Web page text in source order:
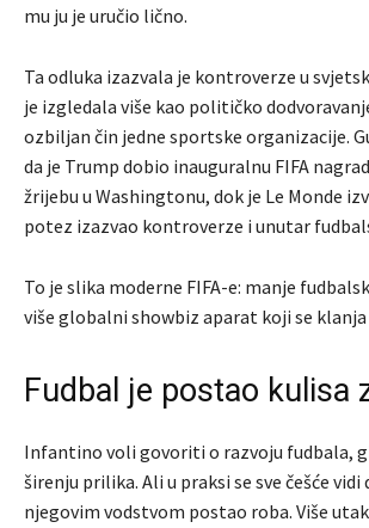
mu ju je uručio lično.
Ta odluka izazvala je kontroverze u
je izgledala više kao političko
ozbiljan čin jedne sportske organizacije.
da je Trump dobio inauguralnu FIFA
žrijebu u Washingtonu, dok je Le Monde
potez izazvao kontroverze i unutar
To je slika moderne FIFA-e: manje
više globalni showbiz aparat koji se klanja
Fudbal je postao kulisa
Infantino voli govoriti o razvoju fudbala,
širenju prilika. Ali u praksi se sve češće vidi
njegovim vodstvom postao roba. Više